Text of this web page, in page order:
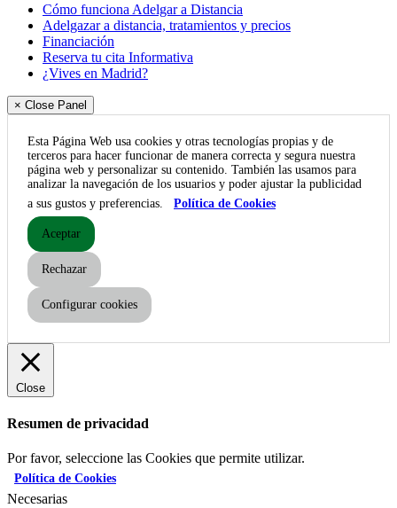
Cómo funciona Adelgar a Distancia
Adelgazar a distancia, tratamientos y precios
Financiación
Reserva tu cita Informativa
¿Vives en Madrid?
× Close Panel
Esta Página Web usa cookies y otras tecnologías propias y de
terceros para hacer funcionar de manera correcta y segura nuestra
página web y personalizar su contenido. También las usamos para
analizar la navegación de los usuarios y poder ajustar la publicidad
a sus gustos y preferencias.
Política de Cookies
Aceptar
Rechazar
Configurar cookies
Close
Resumen de privacidad
Por favor, seleccione las Cookies que permite utilizar.
Política de Cookies
Necesarias